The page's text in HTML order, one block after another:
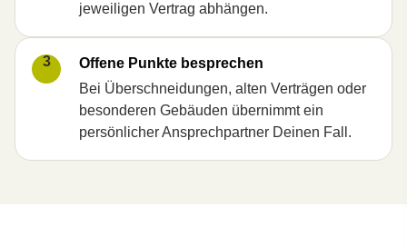
jeweiligen Vertrag abhängen.
3
Offene Punkte besprechen
Bei Überschneidungen, alten Verträgen oder
besonderen Gebäuden übernimmt ein
persönlicher Ansprechpartner Deinen Fall.